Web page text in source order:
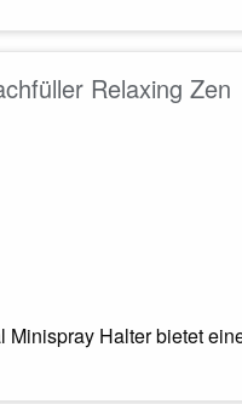
Relaxing Zen
Halter bietet